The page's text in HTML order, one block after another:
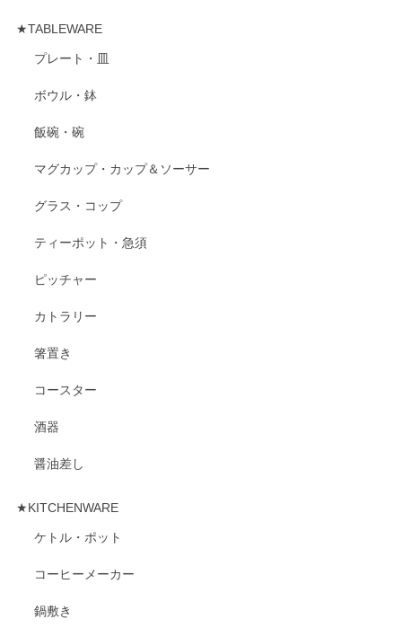
★TABLEWARE
プレート・皿
ボウル・鉢
飯碗・碗
マグカップ・カップ＆ソーサー
グラス・コップ
ティーポット・急須
ピッチャー
カトラリー
箸置き
コースター
酒器
醤油差し
★KITCHENWARE
ケトル・ポット
コーヒーメーカー
鍋敷き